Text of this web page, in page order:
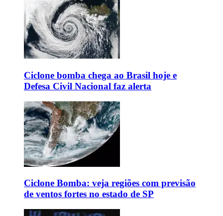
Ciclone bomba chega ao Brasil hoje e
Defesa Civil Nacional faz alerta
Ciclone Bomba: veja regiões com previsão
de ventos fortes no estado de SP